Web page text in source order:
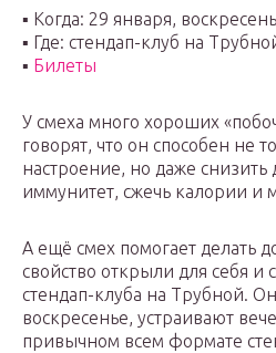
▪️ Когда: 29 января,
▪️ Где: стендап-клуб на
▪️ Билеты
У смеха много хороших
говорят, что он способен не
настроение, но даже снизить
иммунитет, сжечь калории и
А ещё смех помогает делать
свойство открыли для себя и
стендап-клуба на Трубной.
воскресенье, устраивают
привычном всем формате